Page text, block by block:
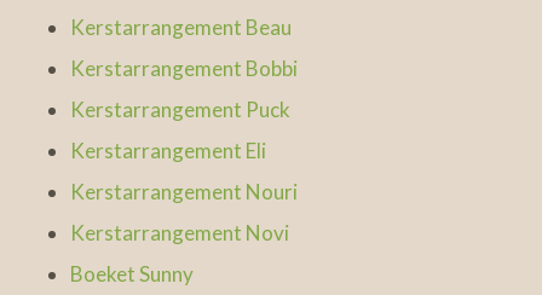
Kerstarrangement Beau
Kerstarrangement Bobbi
Kerstarrangement Puck
Kerstarrangement Eli
Kerstarrangement Nouri
Kerstarrangement Novi
Boeket Sunny